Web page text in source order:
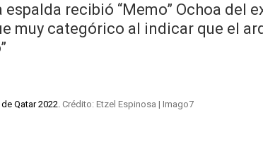
recibió “Memo” Ochoa del
muy categórico al indicar que el
Qatar 2022. Crédito: Etzel Espinosa | Imago7